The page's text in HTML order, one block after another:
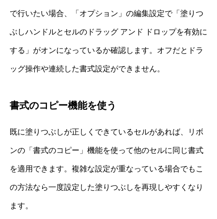
で行いたい場合、「オプション」の編集設定で「塗りつ
ぶしハンドルとセルのドラッグ アンド ドロップを有効に
する」がオンになっているか確認します。オフだとドラ
ッグ操作や連続した書式設定ができません。
書式のコピー機能を使う
既に塗りつぶしが正しくできているセルがあれば、リボ
ンの「書式のコピー」機能を使って他のセルに同じ書式
を適用できます。複雑な設定が重なっている場合でもこ
の方法なら一度設定した塗りつぶしを再現しやすくなり
ます。